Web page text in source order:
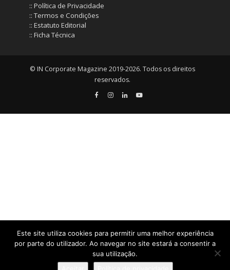
:: Política de Privacidade
:: Termos e Condições
:: Estatuto Editorial
:: Ficha Técnica
© IN Corporate Magazine 2019-2026. Todos os direitos
reservados.
Este site utiliza cookies para permitir uma melhor experiência
por parte do utilizador. Ao navegar no site estará a consentir a
sua utilização.